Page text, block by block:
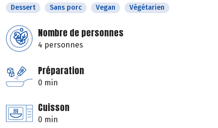
Dessert Sans porc Vegan Végétarien
Nombre de personnes
4 personnes
Préparation
0 min
Cuisson
0 min